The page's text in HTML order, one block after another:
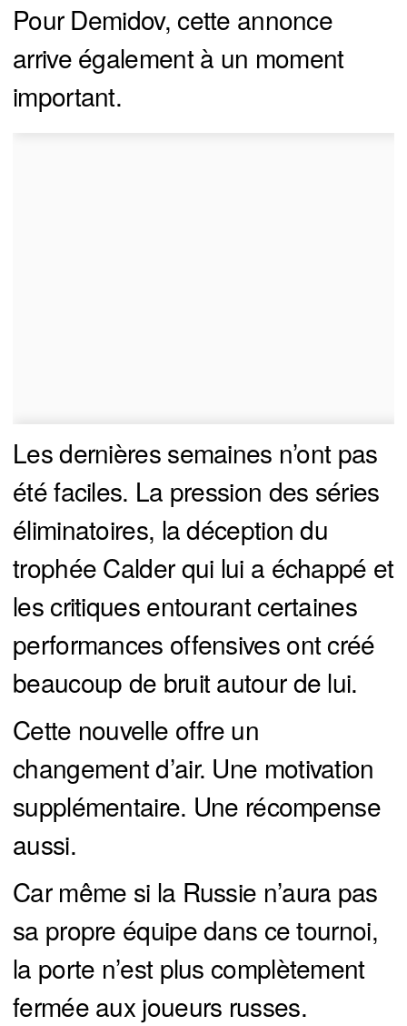
Pour Demidov, cette annonce
arrive également à un moment
important.
Les dernières semaines n’ont pas
été faciles. La pression des séries
éliminatoires, la déception du
trophée Calder qui lui a échappé et
les critiques entourant certaines
performances offensives ont créé
beaucoup de bruit autour de lui.
Cette nouvelle offre un
changement d’air. Une motivation
supplémentaire. Une récompense
aussi.
Car même si la Russie n’aura pas
sa propre équipe dans ce tournoi,
la porte n’est plus complètement
fermée aux joueurs russes.